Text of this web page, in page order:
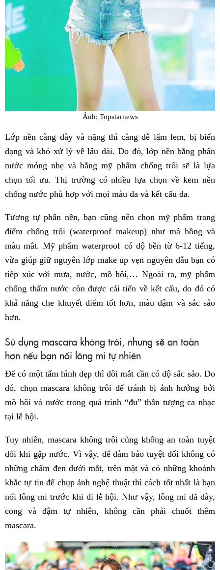
Ảnh: Topstarnews
Lớp nền càng dày và nặng thì càng dễ lấm lem, bị biến
dạng và khó xử lý về lâu dài. Do đó, lớp nền bằng phấn
nước mỏng nhẹ và bằng mỹ phẩm chống trôi sẽ là lựa
chọn tối ưu. Thị trường có nhiều lựa chọn về kem nền
chống nước phù hợp với mọi màu da và kết cấu da.
Tương tự phấn nền, bạn cũng nên chọn mỹ phẩm trang
điểm chống trôi (waterproof makeup) như má hồng và
màu mắt. Mỹ phẩm waterproof có độ bền từ 6-12 tiếng,
vừa giúp giữ nguyên lớp make up vẹn nguyên dẫu bạn có
tiếp xúc với mưa, nước, mồ hôi,… Ngoài ra, mỹ phẩm
chống thấm nước còn được cải tiến về kết cấu, do đó có
khả năng che khuyết điểm tốt hơn, màu đậm và sắc sảo
hơn.
Sử dụng mascara không trôi, nhưng sẽ an toàn
hơn nếu bạn nối lông mi tự nhiên
Để có một tấm hình đẹp thì đôi mắt cần có độ sắc sảo. Do
đó, chọn mascara không trôi để tránh bị ảnh hưởng bởi
mồ hôi và nước trong quá trình “đu” thần tượng ca nhạc
tại lễ hội.
Tuy nhiên, mascara không trôi cũng không an toàn tuyệt
đối khi gặp nước. Vì vậy, để đảm bảo tuyệt đối không có
những chấm đen dưới mắt, trên mặt và có những khoảnh
khắc tự tin để chụp ảnh nghệ thuật thì cách tốt nhất là bạn
nối lông mi trước khi đi lễ hội. Như vậy, lông mi đã dày,
cong và đậm tự nhiên, không cần phải chuốt thêm
mascara.